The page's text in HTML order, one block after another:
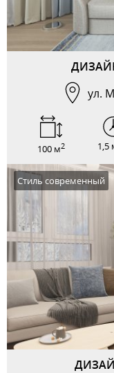
ул.
100 м2 1,5
Стиль современный